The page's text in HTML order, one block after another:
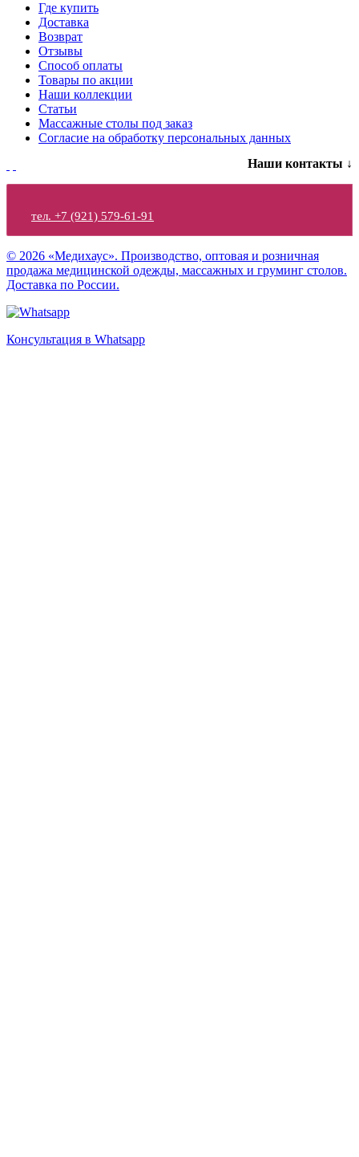
Где купить
Доставка
Возврат
Отзывы
Способ оплаты
Товары по акции
Наши коллекции
Статьи
Массажные столы под заказ
Согласие на обработку персональных данных
Наши контакты ↓
тел. +7 (921) 579-61-91
© 2026 «Медихаус». Производство, оптовая и розничная
продажа медицинской одежды, массажных и груминг столов.
Доставка по России.
Консультация в Whatsapp